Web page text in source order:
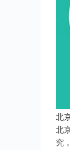
北
北
究